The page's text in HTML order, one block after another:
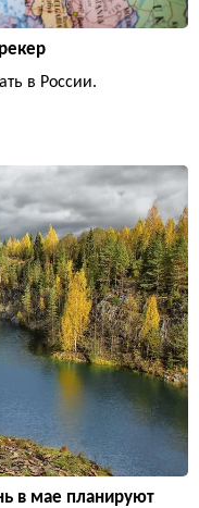
в России.
в мае планируют